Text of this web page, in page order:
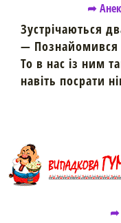
➦
Зустрічаються
— Познайомився
То в нас із ним
навіть посрати
➦